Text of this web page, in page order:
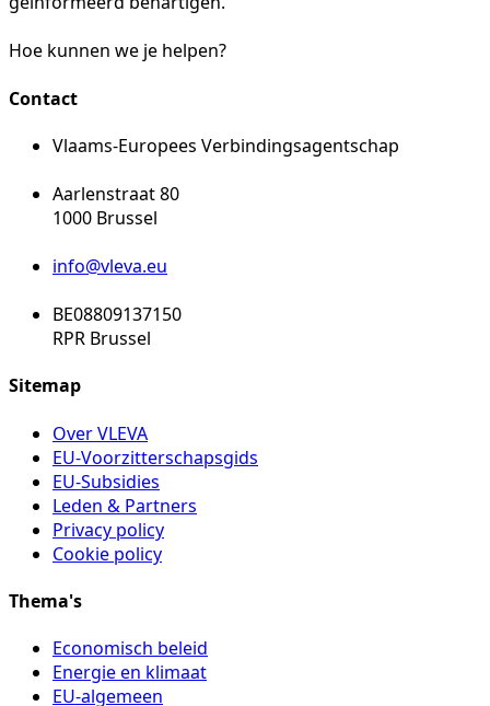
Hoe kunnen we je helpen?
Contact
Vlaams-Europees Verbindingsagentschap
Aarlenstraat 80
1000 Brussel
info@vleva.eu
BE08809137150
RPR Brussel
Sitemap
Over VLEVA
EU-Voorzitterschapsgids
EU-Subsidies
Leden & Partners
Privacy policy
Cookie policy
Thema's
Economisch beleid
Energie en klimaat
EU-algemeen